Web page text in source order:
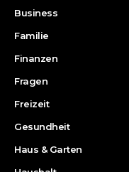
Business
Familie
Finanzen
Fragen
Freizeit
Gesundheit
Haus & Garten